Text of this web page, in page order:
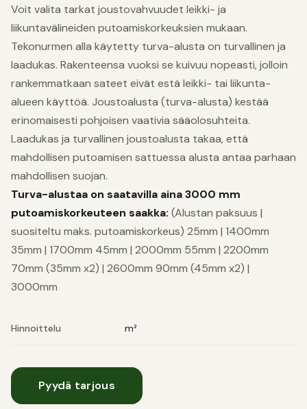
Voit valita tarkat joustovahvuudet leikki- ja
liikuntavälineiden putoamiskorkeuksien mukaan.
Tekonurmen alla käytetty turva-alusta on turvallinen ja
laadukas. Rakenteensa vuoksi se kuivuu nopeasti, jolloin
rankemmatkaan sateet eivät estä leikki- tai liikunta-
alueen käyttöä. Joustoalusta (turva-alusta) kestää
erinomaisesti pohjoisen vaativia sääolosuhteita.
Laadukas ja turvallinen joustoalusta takaa, että
mahdollisen putoamisen sattuessa alusta antaa parhaan
mahdollisen suojan.
Turva-alustaa on saatavilla aina 3000 mm
putoamiskorkeuteen saakka: (Alustan paksuus |
suositeltu maks. putoamiskorkeus) 25mm | 1400mm
35mm | 1700mm 45mm | 2000mm 55mm | 2200mm
70mm (35mm x2) | 2600mm 90mm (45mm x2) |
3000mm
Hinnoittelu m²
Pyydä tarjous